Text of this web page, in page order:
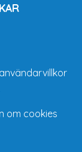
om cookies